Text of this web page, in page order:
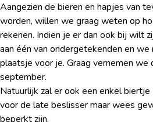
Aangezien de bieren en hapjes van
worden, willen we graag weten op
rekenen. Indien je er dan ook bij wilt
aan één van ondergetekenden en
plaatsje voor je. Graag vernemen
september.
Natuurlijk zal er ook een enkel
voor de late beslisser maar wees
beperkt zijn.